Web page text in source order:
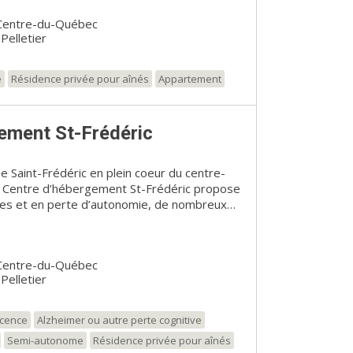
et d’une architecture remarquables.
et de modèles variés se
leur style unique et leur confort
une piscine, un spa, un golf virtuel, un
vous pour
du-Québec
Résidence privée pour aînés Appartement
St-Frédéric
Saint-Frédéric en plein coeur du centre-
d’hébergement St-Frédéric propose
et en perte d’autonomie, de nombreux
Si vous recherchez un milieu de vie
attentif et dévoué fait tout en son
des plus harmonieux, ne cherchez
Un endroit tout simple et chaleureux
en toute quiétude. À noter que
de soins spécialisée. Un étage est
des problèmes cognitifs. Entièrement
7 par du personnel qualifié, cette unité
de santé, de loisirs et d'aide à la
du-Québec
Alzheimer ou autre perte cognitive
Semi-autonome
Résidence privée pour aînés